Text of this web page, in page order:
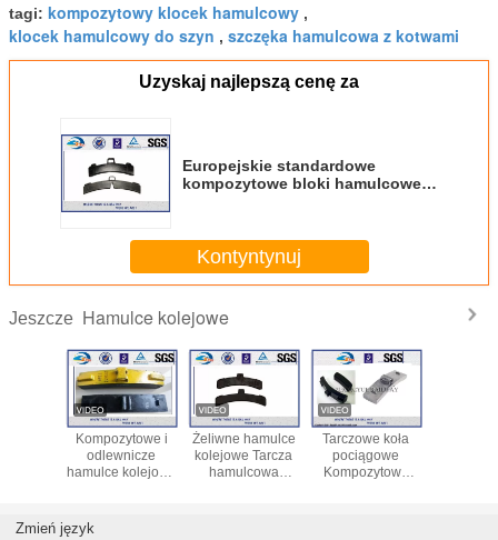
tagi: kompozytowy klocek hamulcowy ,
klocek hamulcowy do szyn , szczęka hamulcowa z kotwami
Uzyskaj najlepszą cenę za
Europejskie standardowe
kompozytowe bloki hamulcowe
Kontyntynuj
Jeszcze Hamulce kolejowe
GB /
Kompozytowe i
odlewnicze
hamulce kolejowe
Żeliwne hamulce
kolejowe Tarcza
hamulcowa
Tarczowe koła
pociągowe
Kompozytowe
Zmień język